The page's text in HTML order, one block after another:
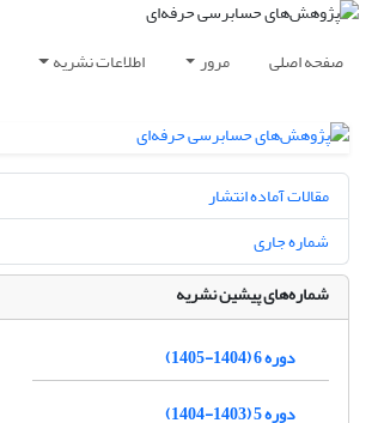
صفحه اصلی مرور اطلاعات نشریه
مقالات آماده انتشار
شماره جاری
شماره‌های پیشین نشریه
دوره 6 (1404-1405)
دوره 5 (1403-1404)